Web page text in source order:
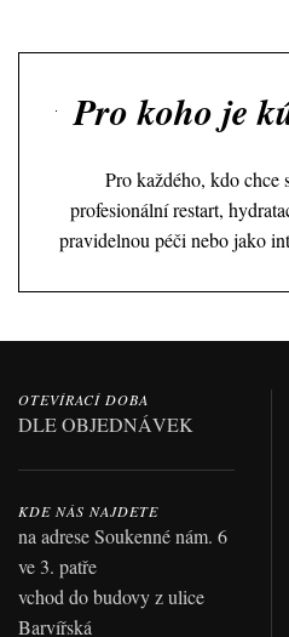
Pro koho je
Pro každého, kdo chce
profesionální restart,
pravidelnou péči nebo jako
OTEVÍRACÍ DOBA
DLE OBJEDNÁVEK
KDE NÁS NAJDETE
na adrese Soukenné nám. 6
ve 3. patře
vchod do budovy z ulice
Barvířská